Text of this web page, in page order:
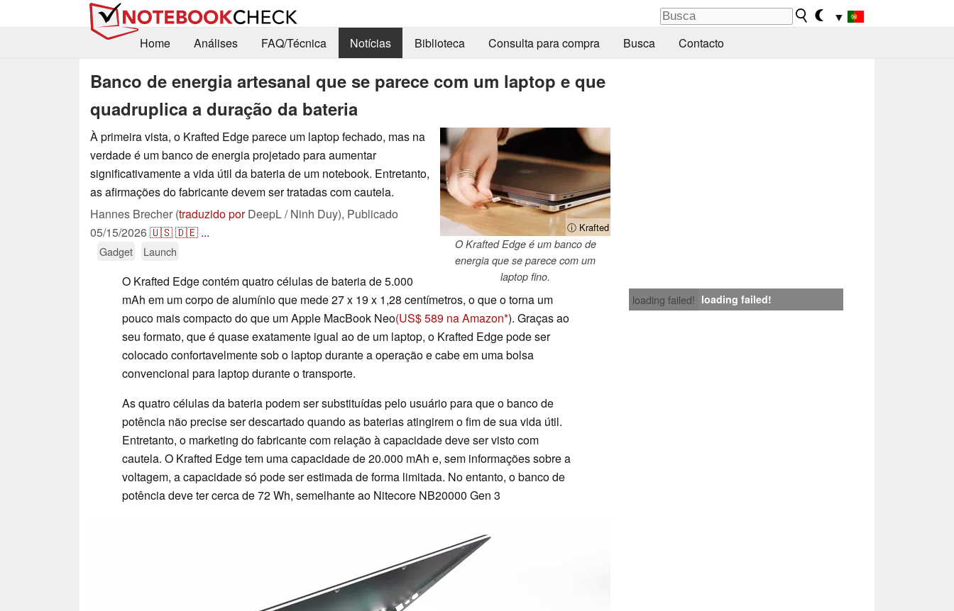
▼
Home
Análises FAQ/Técnica Notícias Biblioteca Consulta para compra Busca Contacto
Banco de energia artesanal que se parece com um laptop e que
quadruplica a duração da bateria
ⓘ Krafted
O Krafted Edge é um banco de
energia que se parece com um
laptop fino.
À primeira vista, o Krafted Edge parece um laptop fechado, mas na
verdade é um banco de energia projetado para aumentar
significativamente a vida útil da bateria de um notebook. Entretanto,
as afirmações do fabricante devem ser tratadas com cautela.
Hannes Brecher (traduzido porDeepL / Ninh Duy), Publicado
05/15/2026🇺🇸🇩🇪 ...
Gadget Launch
loading failed! loading failed!
O Krafted Edge contém quatro células de bateria de 5.000
mAh em um corpo de alumínio que mede 27 x 19 x 1,28 centímetros, o que o torna um
pouco mais compacto do que um Apple MacBook Neo(US$ 589 na Amazon ). Graças ao
seu formato, que é quase exatamente igual ao de um laptop, o Krafted Edge pode ser
colocado confortavelmente sob o laptop durante a operação e cabe em uma bolsa
convencional para laptop durante o transporte.
As quatro células da bateria podem ser substituídas pelo usuário para que o banco de
potência não precise ser descartado quando as baterias atingirem o fim de sua vida útil.
Entretanto, o marketing do fabricante com relação à capacidade deve ser visto com
cautela. O Krafted Edge tem uma capacidade de 20.000 mAh e, sem informações sobre a
voltagem, a capacidade só pode ser estimada de forma limitada. No entanto, o banco de
potência deve ter cerca de 72 Wh, semelhante ao Nitecore NB20000 Gen 3